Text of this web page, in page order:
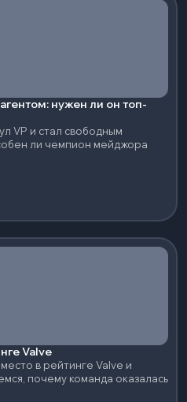
нужен ли он топ-
VP и стал свободным
ли чемпион мейджора
Valve
в рейтинге Valve и
почему команда оказалась